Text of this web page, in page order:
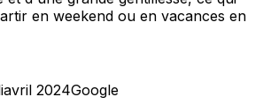
en weekend ou en vacances en
avril 2024Google